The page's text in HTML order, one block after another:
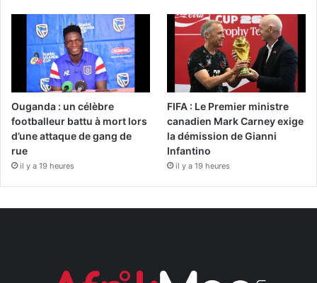
Ouganda : un célèbre
footballeur battu à mort lors
d’une attaque de gang de
rue
il y a 19 heures
FIFA : Le Premier ministre
canadien Mark Carney exige
la démission de Gianni
Infantino
il y a 19 heures